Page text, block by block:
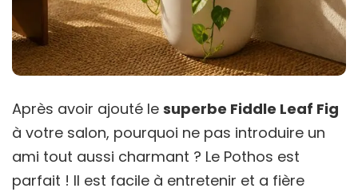
Après avoir ajouté le superbe Fiddle Leaf Fig
à votre salon, pourquoi ne pas introduire un
ami tout aussi charmant ? Le Pothos est
parfait ! Il est facile à entretenir et a fière